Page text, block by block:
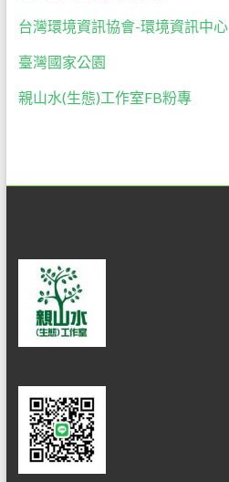
台灣環境資訊協會-環境資訊中心
臺灣國家公園
親山水(生態)工作室FB粉專